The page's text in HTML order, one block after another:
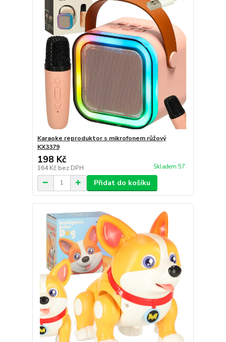
Karaoke reproduktor s mikrofonem růžový
KX3379
198 Kč
164 Kč bez DPH Skladem 57
Přidat do košíku